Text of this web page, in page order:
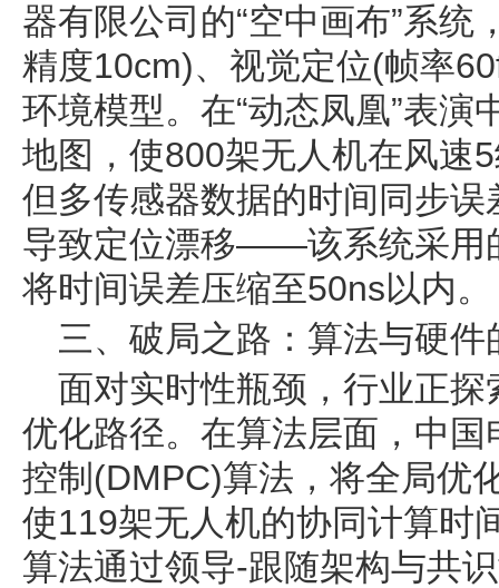
器有限公司的“空中画布”系统
精度10cm)、视觉定位(帧率
环境模型。在“动态凤凰”表
地图，使800架无人机在风速
但多传感器数据的时间同步
导致定位漂移——该系统采用
将时间误差压缩至50ns以内。
三、破局之路：算法与硬件
面对实时性瓶颈，行业正探
优化路径。在算法层面，中
控制(DMPC)算法，将全局优
使119架无人机的协同计算时
算法通过领导-跟随架构与共